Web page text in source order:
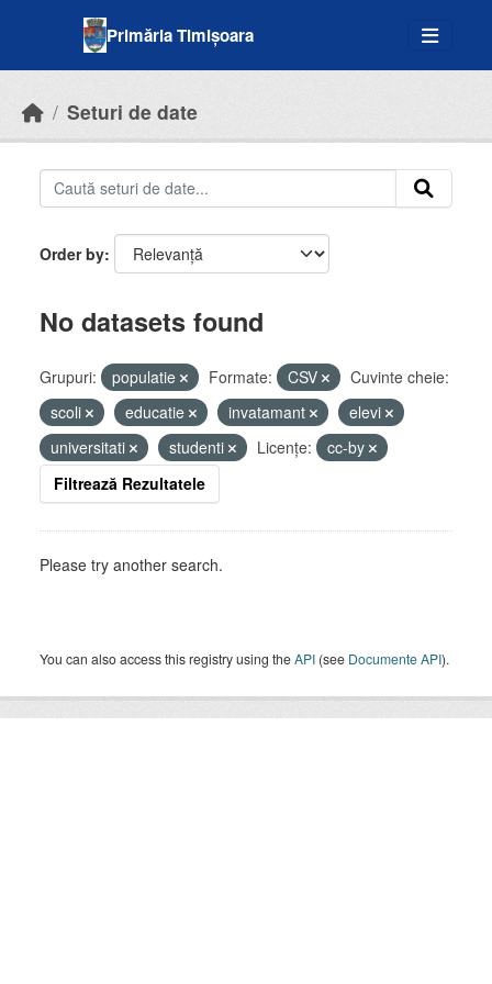
Primăria Timișoara
Seturi de date
Order by
No datasets found
Grupuri: populatie Formate: CSV
Cuvinte cheie:
scoli
educatie invatamant
elevi
universitati
studenti Licenţe:
cc-by
Filtrează Rezultatele
Please try another search.
You can also access this registry using theAPI (see Documente API).